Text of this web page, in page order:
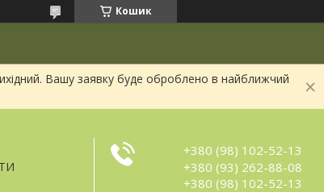
Кошик
Вашу заявку буде оброблено в найближчий
+380 (98) 102-52-13
+380 (93) 262-88-08
+380 (98) 102-52-13